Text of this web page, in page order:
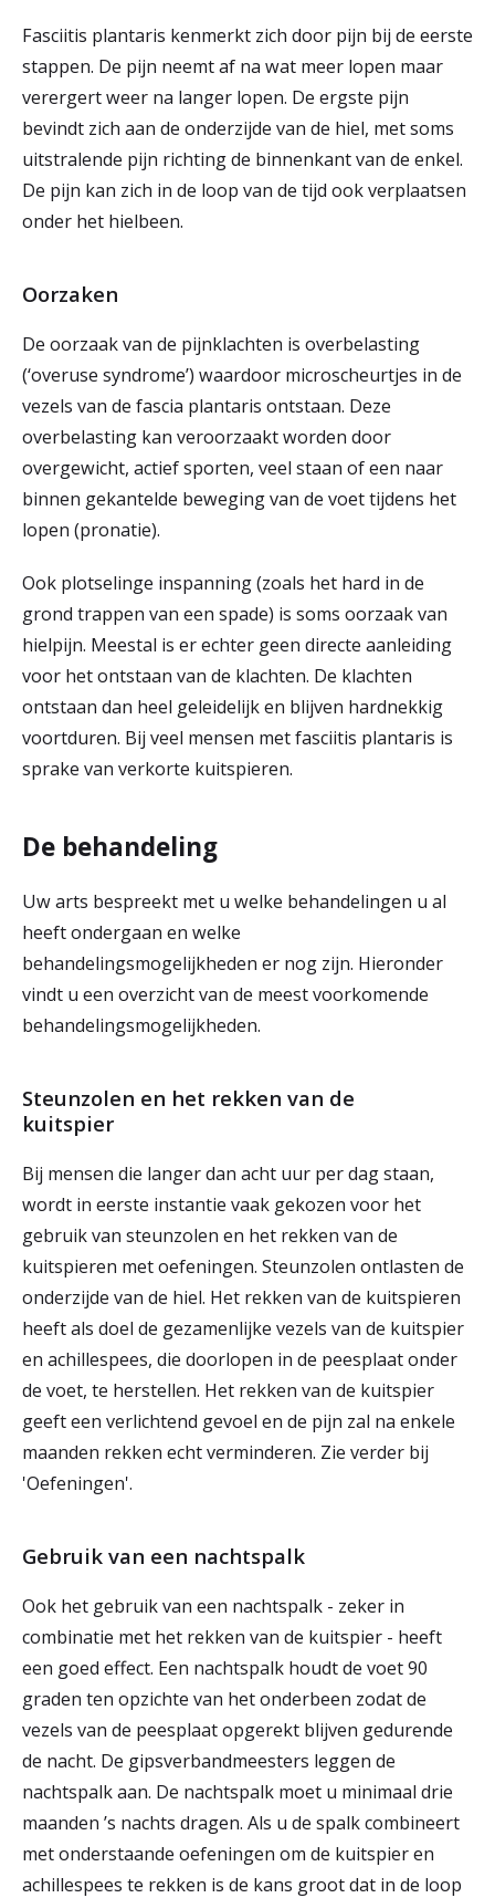
Fasciitis plantaris kenmerkt zich door pijn bij de eerste
stappen. De pijn neemt af na wat meer lopen maar
verergert weer na langer lopen. De ergste pijn
bevindt zich aan de onderzijde van de hiel, met soms
uitstralende pijn richting de binnenkant van de enkel.
De pijn kan zich in de loop van de tijd ook verplaatsen
onder het hielbeen.
Oorzaken
De oorzaak van de pijnklachten is overbelasting
(‘overuse syndrome’) waardoor microscheurtjes in de
vezels van de fascia plantaris ontstaan. Deze
overbelasting kan veroorzaakt worden door
overgewicht, actief sporten, veel staan of een naar
binnen gekantelde beweging van de voet tijdens het
lopen (pronatie).
Ook plotselinge inspanning (zoals het hard in de
grond trappen van een spade) is soms oorzaak van
hielpijn. Meestal is er echter geen directe aanleiding
voor het ontstaan van de klachten. De klachten
ontstaan dan heel geleidelijk en blijven hardnekkig
voortduren. Bij veel mensen met fasciitis plantaris is
sprake van verkorte kuitspieren.
De behandeling
Uw arts bespreekt met u welke behandelingen u al
heeft ondergaan en welke
behandelingsmogelijkheden er nog zijn. Hieronder
vindt u een overzicht van de meest voorkomende
behandelingsmogelijkheden.
Steunzolen en het rekken van de
kuitspier
Bij mensen die langer dan acht uur per dag staan,
wordt in eerste instantie vaak gekozen voor het
gebruik van steunzolen en het rekken van de
kuitspieren met oefeningen. Steunzolen ontlasten de
onderzijde van de hiel. Het rekken van de kuitspieren
heeft als doel de gezamenlijke vezels van de kuitspier
en achillespees, die doorlopen in de peesplaat onder
de voet, te herstellen. Het rekken van de kuitspier
geeft een verlichtend gevoel en de pijn zal na enkele
maanden rekken echt verminderen. Zie verder bij
'Oefeningen'.
Gebruik van een nachtspalk
Ook het gebruik van een nachtspalk - zeker in
combinatie met het rekken van de kuitspier - heeft
een goed effect. Een nachtspalk houdt de voet 90
graden ten opzichte van het onderbeen zodat de
vezels van de peesplaat opgerekt blijven gedurende
de nacht. De gipsverbandmeesters leggen de
nachtspalk aan. De nachtspalk moet u minimaal drie
maanden ’s nachts dragen. Als u de spalk combineert
met onderstaande oefeningen om de kuitspier en
achillespees te rekken is de kans groot dat in de loop